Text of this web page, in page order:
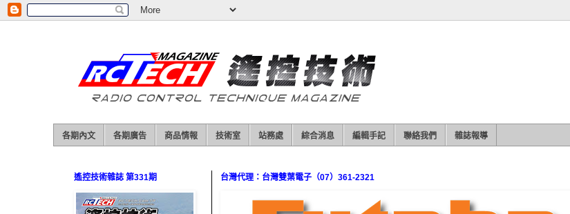
各期內文 各期廣告 商品情報 技術室 站務處 綜合消息 編輯手記 聯絡我們 雜誌報導
台灣代理：台灣雙葉電子（07）361-2321
遙控技術雜誌 第331期